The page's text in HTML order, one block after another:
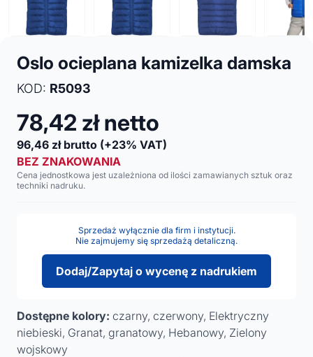
Oslo ocieplana kamizelka damska
KOD: R5093
78,42 zł netto
96,46 zł brutto (+23% VAT)
BEZ ZNAKOWANIA
Cena jednostkowa jest uzależniona od ilości zamawianych sztuk oraz
techniki nadruku.
Sprzedaż wyłącznie dla firm i instytucji.
Nie zajmujemy się sprzedażą detaliczną.
Dodaj/Zapytaj o wycenę z nadrukiem
Dostępne kolory: czarny, czerwony, Elektryczny
niebieski, Granat, granatowy, Hebanowy, Zielony
wojskowy